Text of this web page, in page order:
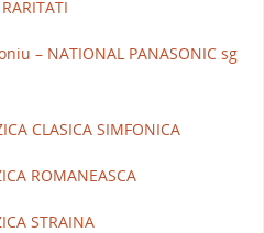
– NATIONAL PANASONIC sg
CLASICA SIMFONICA
ROMANEASCA
STRAINA